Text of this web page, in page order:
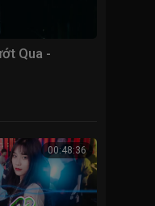
Qua -
00:48:36